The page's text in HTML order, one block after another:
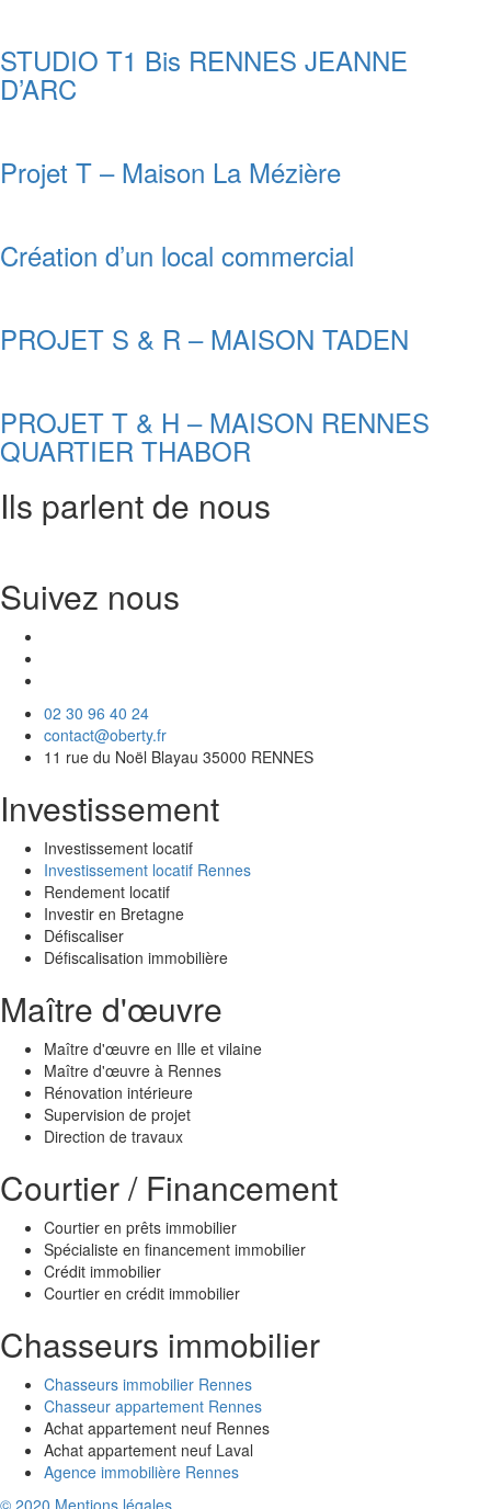
STUDIO T1 Bis RENNES JEANNE
D’ARC
Projet T – Maison La Mézière
Création d’un local commercial
PROJET S & R – MAISON TADEN
PROJET T & H – MAISON RENNES
QUARTIER THABOR
Ils parlent de nous
Suivez nous
02 30 96 40 24
contact@oberty.fr
11 rue du Noël Blayau 35000 RENNES
Investissement
Investissement locatif
Investissement locatif Rennes
Rendement locatif
Investir en Bretagne
Défiscaliser
Défiscalisation immobilière
Maître d'œuvre
Maître d'œuvre en Ille et vilaine
Maître d'œuvre à Rennes
Rénovation intérieure
Supervision de projet
Direction de travaux
Courtier / Financement
Courtier en prêts immobilier
Spécialiste en financement immobilier
Crédit immobilier
Courtier en crédit immobilier
Chasseurs immobilier
Chasseurs immobilier Rennes
Chasseur appartement Rennes
Achat appartement neuf Rennes
Achat appartement neuf Laval
Agence immobilière Rennes
© 2020 Mentions légales